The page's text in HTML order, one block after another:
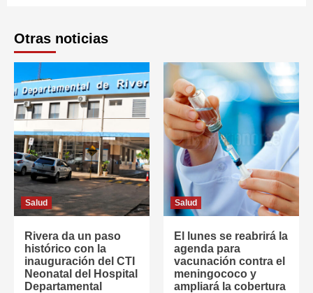
Otras noticias
Salud
Rivera da un paso
histórico con la
inauguración del CTI
Neonatal del Hospital
Departamental
Salud
El lunes se reabrirá la
agenda para
vacunación contra el
meningococo y
ampliará la cobertura